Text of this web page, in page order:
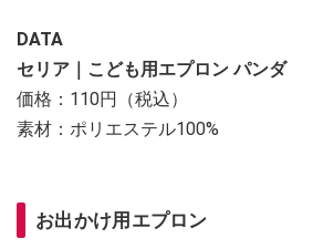
DATA
セリア｜こども用エプロン パンダ
価格：110円（税込）
素材：ポリエステル100%
お出かけ用エプロン